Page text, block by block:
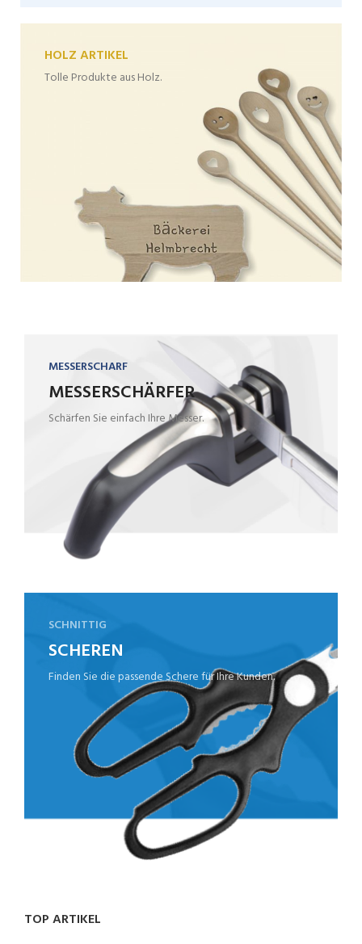
HOLZ ARTIKEL
Tolle Produkte aus Holz.
MESSERSCHARF
MESSERSCHÄRFER
Schärfen Sie einfach Ihre Messer.
SCHNITTIG
SCHEREN
Finden Sie die passende Schere für Ihre Kunden.
TOP ARTIKEL